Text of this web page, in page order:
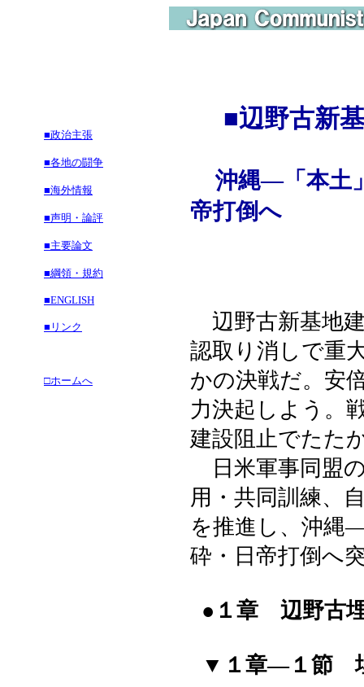
■政治主張
■各地の闘争
■海外情報
■声明・論評
■主要論文
■綱領・規約
■ENGLISH
■リンク
□ホームへ
■辺野古新
沖縄―「本土
帝打倒へ
辺野古新基地
認取り消しで重
かの決戦だ。安
力決起しよう。
建設阻止でたた
日米軍事同盟
用・共同訓練、
を推進し、沖縄
砕・日帝打倒へ
●１章 辺野古
▼１章―１節 埋